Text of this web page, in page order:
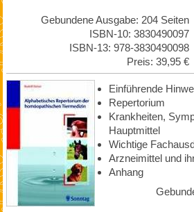
Gebundene Ausgabe: 204 Seiten
ISBN-10: 3830490097
ISBN-13: 978-3830490098
Preis: 39,95 €
Einführende
Repertorium
Krankheiten,
Hauptmittel
Wichtige
Arzneimittel und
Anhang